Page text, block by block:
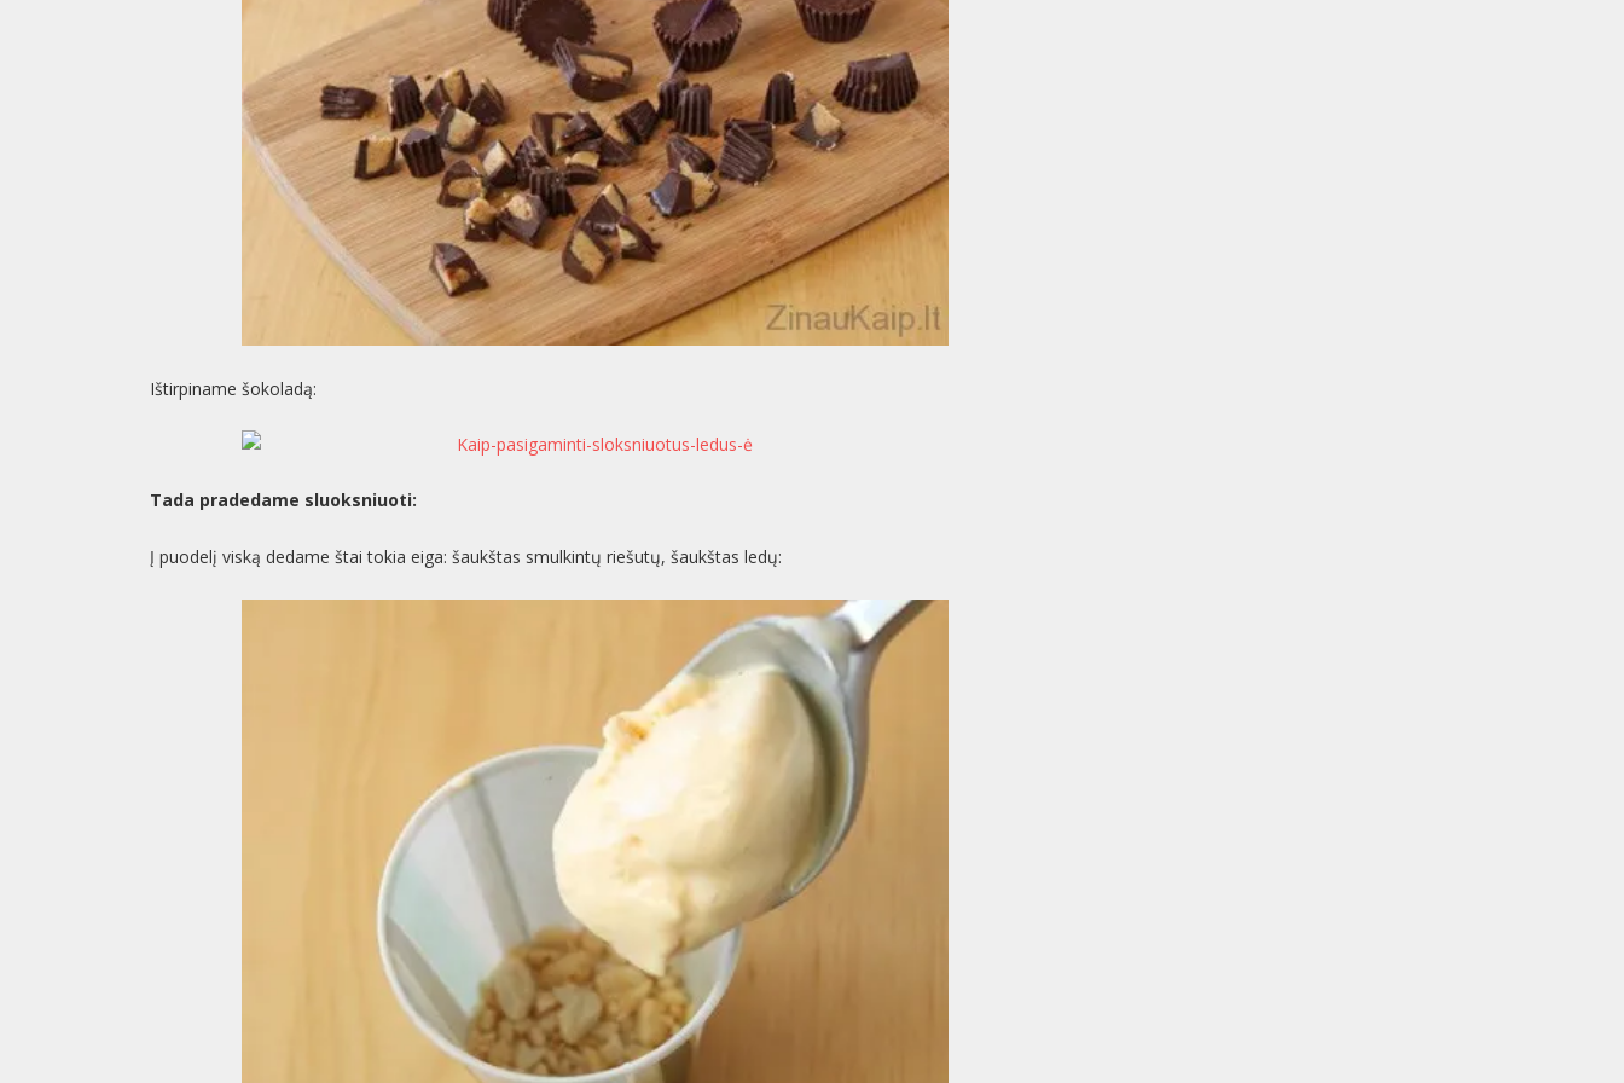
Ištirpiname šokoladą:
Tada pradedame sluoksniuoti:
Į puodelį viską dedame štai tokia eiga: šaukštas smulkintų riešutų, šaukštas ledų: